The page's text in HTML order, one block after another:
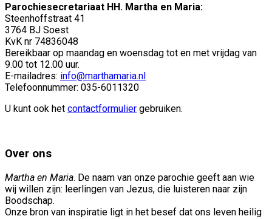
Parochiesecretariaat HH. Martha en Maria:
Steenhoffstraat 41
3764 BJ Soest
KvK nr 74836048
Bereikbaar op maandag en woensdag tot en met vrijdag van
9.00 tot 12.00 uur.
E-mailadres: info@marthamaria.nl
Telefoonnummer: 035-6011320
U kunt ook het contactformulier gebruiken.
Over ons
Martha en Maria. De naam van onze parochie geeft aan wie
wij willen zijn: leerlingen van Jezus, die luisteren naar zijn
Boodschap.
Onze bron van inspiratie ligt in het besef dat ons leven heilig